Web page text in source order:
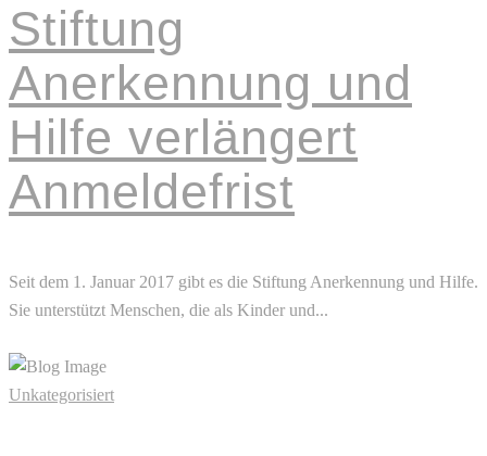
Stiftung
Anerkennung und
Hilfe verlängert
Anmeldefrist
Seit dem 1. Januar 2017 gibt es die Stiftung Anerkennung und Hilfe.
Sie unterstützt Menschen, die als Kinder und...
Unkategorisiert